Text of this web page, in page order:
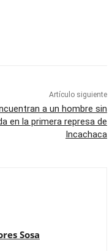
Artículo siguiente
a un hombre sin
en la primera represa de
Incachaca
Sosa